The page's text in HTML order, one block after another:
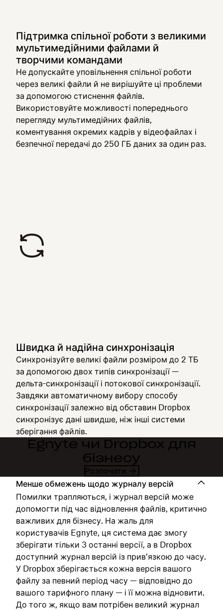
Підтримка спільної роботи з великими
мультимедійними файлами й
творчими командами
Не допускайте уповільнення спільної роботи
через великі файли й не вирішуйте ці проблеми
за допомогою стиснення файлів.
Використовуйте можливості попереднього
перегляду мультимедійних файлів,
коментування окремих кадрів у відеофайлах і
безпечної передачі до 250 ГБ даних за один раз.
Швидка й надійна синхронізація
Синхронізуйте великі файли розміром до 2 ТБ
за допомогою двох типів синхронізації —
дельта-синхронізації і потокової синхронізації.
Завдяки автоматичному вибору способу
синхронізації залежно від обставин Dropbox
синхронізує дані швидше, ніж інші системи
зберігання файлів.
Egnyte чи Dropbox для
бізнесу
Розпочати
Менше обмежень щодо журналу версій
Помилки трапляються, і журнал версій може
допомогти під час відновлення файлів, критично
важливих для бізнесу. На жаль для
користувачів Egnyte, ця система дає змогу
зберігати тільки 3 останні версії, а в Dropbox
доступний журнал версій із прив’язкою до часу.
У Dropbox зберігається кожна версія вашого
файлу за певний період часу — відповідно до
вашого тарифного плану — і її можна відновити.
До того ж, якщо вам потрібен великий журнал